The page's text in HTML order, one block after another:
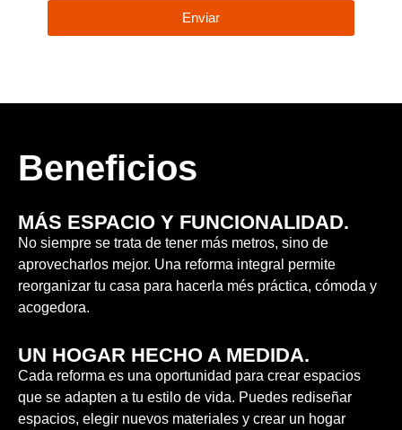
Enviar
Beneficios
MÁS ESPACIO Y FUNCIONALIDAD.
No siempre se trata de tener más metros, sino de
aprovecharlos mejor. Una reforma integral permite
reorganizar tu casa para hacerla més práctica, cómoda y
acogedora.
UN HOGAR HECHO A MEDIDA.
Cada reforma es una oportunidad para crear espacios
que se adapten a tu estilo de vida. Puedes rediseñar
espacios, elegir nuevos materiales y crear un hogar